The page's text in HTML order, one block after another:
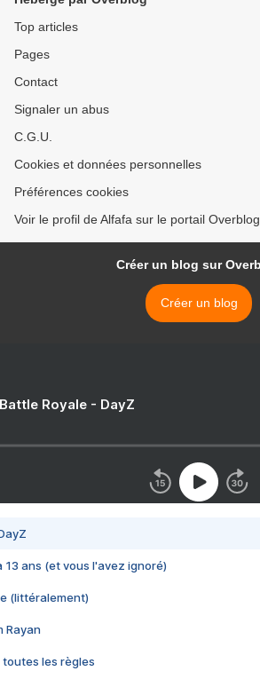
Top articles
Pages
Contact
Signaler un abus
C.G.U.
Cookies et données personnelles
Préférences cookies
Voir le profil de Alfafa sur le portail Overblog
Créer un blog sur
Créer un blog
Royale - DayZ
13 ans (et vous l'avez ignoré)
(littéralement)
Rayan
toutes les règles